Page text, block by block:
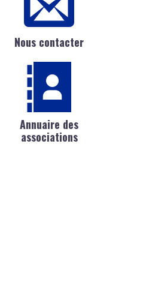
Nous contacter
Annuaire des
associations